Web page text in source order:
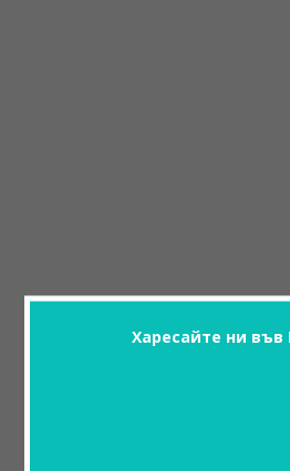
Харесайте ни във